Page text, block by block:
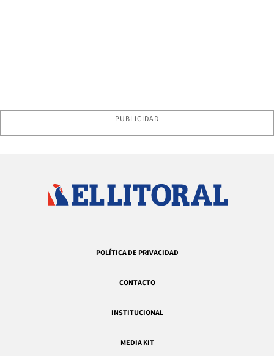
PUBLICIDAD
POLÍTICA DE PRIVACIDAD
CONTACTO
INSTITUCIONAL
MEDIA KIT